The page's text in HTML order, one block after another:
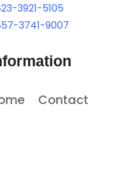
3921-5105
3741-9007
Contact